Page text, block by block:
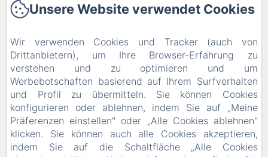
Repas
Datenschutzerklärung
Rechtliche Informationen
Cookie-Informationen
EN
FR ES DE
Unsere Website verwendet Cookies
Wir verwenden Cookies und Tracker (auch von
Drittanbietern), um Ihre Browser-Erfahrung zu
verstehen und zu optimieren und um
Werbebotschaften basierend auf Ihrem Surfverhalten
und Profil zu übermitteln. Sie können Cookies
konfigurieren oder ablehnen, indem Sie auf „Meine
Präferenzen einstellen" oder „Alle Cookies ablehnen"
klicken. Sie können auch alle Cookies akzeptieren,
indem Sie auf die Schaltfläche „Alle Cookies